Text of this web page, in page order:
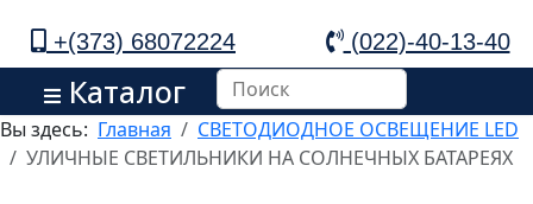
+(373) 68072224 (022)-40-13-40
Каталог
Вы здесь: Главная
СВЕТОДИОДНОЕ ОСВЕЩЕНИЕ LED
УЛИЧНЫЕ СВЕТИЛЬНИКИ НА СОЛНЕЧНЫХ БАТАРЕЯХ